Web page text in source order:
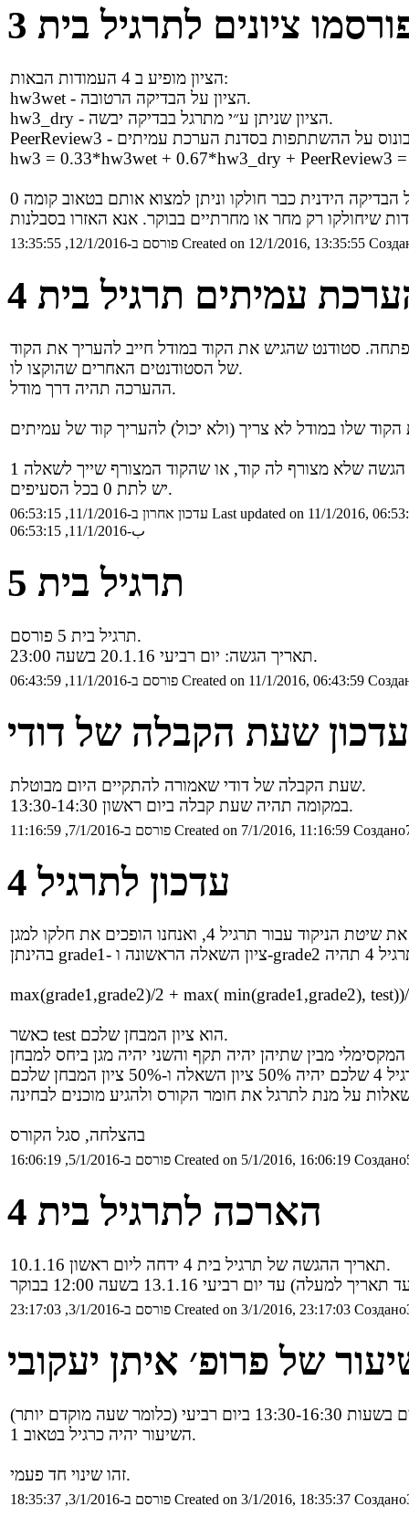
ציונים לתרגיל בית 3
הציון מופיע ב 4 העמודות הבאות:
hw3wet - הציון על הבדיקה הרטובה.
hw3_dry - הציון שניתן ע״י מתרגל בבדיקה יבשה.
פורסם ב-12/1/2016, 13:35:55 Created on 12/1/2016, 13:35:55
עמיתים תרגיל בית 4
של הסטודנטים האחרים שהוקצו לו.
ההערכה תהיה דרך מודל.
יש לתת 0 בכל הסעיפים.
עדכון אחרון ב-11/1/2016, 06:53:15 Last updated on 11/1/2016,
ب-11/1/2016, 06:53:15
תרגיל בית 5
תרגיל בית 5 פורסם.
תאריך הגשה: יום רביעי 20.1.16 בשעה 23:00.
פורסם ב-11/1/2016, 06:43:59 Created on 11/1/2016, 06:43:59
עדכון שעת הקבלה של דודי
שעת הקבלה של דודי שאמורה להתקיים היום מבוטלת.
במקומה תהיה שעת קבלה ביום ראשון 13:30-14:30.
פורסם ב-7/1/2016, 11:16:59 Created on 7/1/2016, 11:16:59
עדכון לתרגיל 4
max(grade1,grade2)/2 + max( min(grade1,grade2),
כאשר test הוא ציון המבחן שלכם.
בהצלחה, סגל הקורס
פורסם ב-5/1/2016, 16:06:19 Created on 5/1/2016, 16:06:19
הארכה לתרגיל בית 4
תאריך ההגשה של תרגיל בית 4 ידחה ליום ראשון 10.1.16.
פורסם ב-3/1/2016, 23:17:03 Created on 3/1/2016, 23:17:03
של פרופ׳ איתן יעקובי
השיעור יהיה כרגיל בטאוב 1.
זהו שינוי חד פעמי.
פורסם ב-3/1/2016, 18:35:37 Created on 3/1/2016, 18:35:37